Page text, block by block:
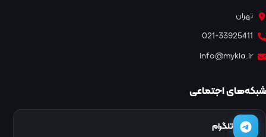
تهران
021-33925411
info@mykia.ir
شبکه‌های اجتماعی
تلگرام